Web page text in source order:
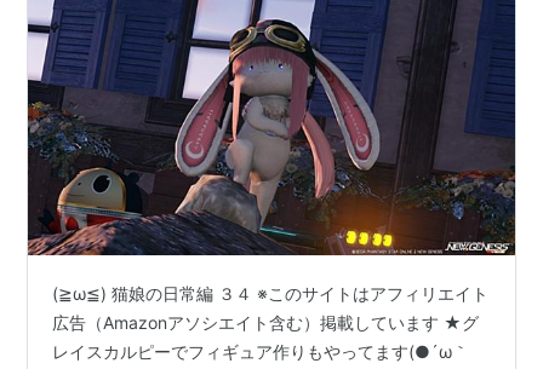
(≧ω≦) 猫娘の日常編 ３４ ※このサイトはアフィリエイト
広告（Amazonアソシエイト含む）掲載しています ★グ
レイスカルピーでフィギュア作りもやってます(●´ω｀